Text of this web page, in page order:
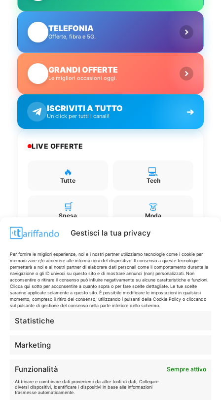
Gestisci la tua privacy
Per fornire le migliori esperienze, noi e i nostri partner utilizziamo tecnologie come i cookie per
memorizzare e/o accedere alle informazioni del dispositivo. Il consenso a queste tecnologie
permetterà a noi e ai nostri partner di elaborare dati personali come il comportamento durante la
navigazione o gli ID univoci su questo sito e di mostrare annunci (non) personalizzati. Non
acconsentire o ritirare il consenso può influire negativamente su alcune caratteristiche e funzioni.
Clicca qui sotto per acconsentire a quanto sopra o per fare scelte dettagliate. Le tue scelte
saranno applicate solamente a questo sito. È possibile modificare le impostazioni in qualsiasi
momento, compreso il ritiro del consenso, utilizzando i pulsanti della Cookie Policy o cliccando
sul pulsante di gestione del consenso nella parte inferiore dello schermo.
Statistiche
Marketing
Funzionalità Sempre attivo
Abbinare e combinare dati provenienti da altre fonti di dati, Collegare
diversi dispositivi, Identificare i dispositivi in base alle informazioni
trasmesse automaticamente.
TELEFONIA
Offerte, fibra e 5G.
GRANDI OFFERTE
Le migliori occasioni oggi.
ISCRIVITI A TUTTO
Un click per tutti i canali! ➔
LIVE OFFERTE
🔥
Tutte
💻
Tech
🛒
Spesa
👗
Moda
Casa Extra
Disclaimer
I marchi citati appartengono ai rispettivi proprietari. Le offerte
segnalate possono subire variazioni: verifica sempre le condizioni